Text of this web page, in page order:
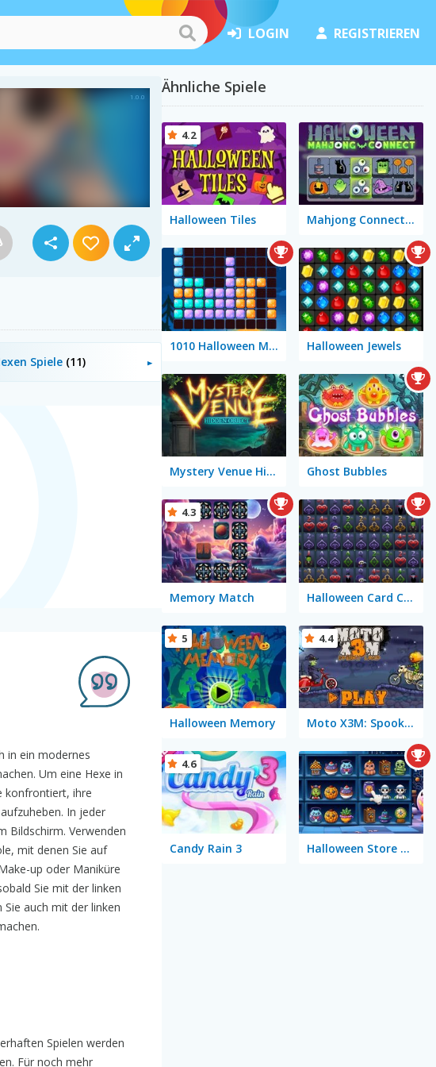
LOGIN REGISTRIEREN
Spiele (11)
in ein modernes
Um eine Hexe in
konfrontiert, ihre
In jeder
Bildschirm. Verwenden
mit denen Sie auf
up oder Maniküre
Sie mit der linken
auch mit der linken
Spielen werden
Für noch mehr
Ähnliche Spiele
Halloween Tiles
4.2
Mahjong Connect Halloween
1010 Halloween Mobile Halloween Jewels
Mystery Venue Hidden Object Ghost Bubbles
Memory Match
4.3
Halloween Card Connect
Halloween Memory
5
Moto X3M: Spooky Land
4.4
Candy Rain 3
4.6
Halloween Store Sort